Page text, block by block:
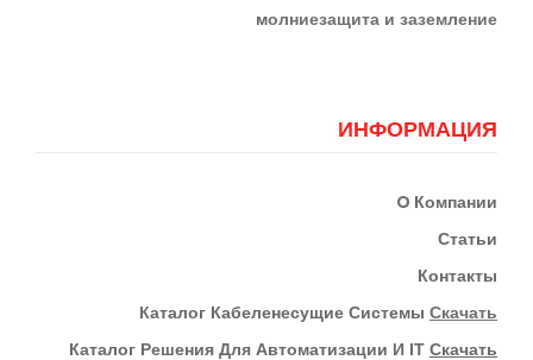
молниезащита и заземление
ИНФОРМАЦИЯ
О Компании
Статьи
Контакты
КАталог Кабеленесущие Системы Скачать
Каталог Решения Для Автоматизации И IT Скачать